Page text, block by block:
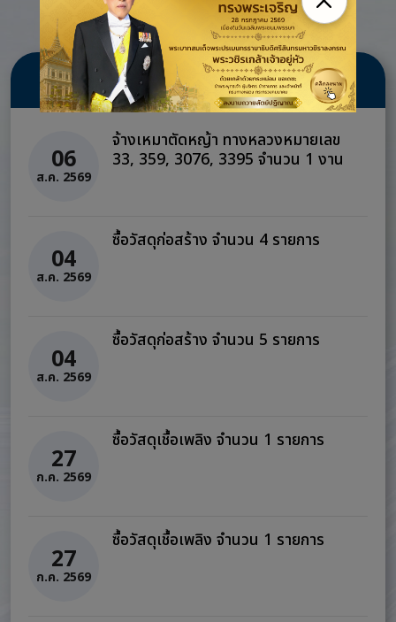
ข่าวจัดซื้อจัดจ้าง
06
ส.ค. 2569
จ้างเหมาตัดหญ้า ทางหลวงหมายเลข
33, 359, 3076, 3395 จำนวน 1 งาน
04
ส.ค. 2569
ซื้อวัสดุก่อสร้าง จำนวน 4 รายการ
04
ส.ค. 2569
ซื้อวัสดุก่อสร้าง จำนวน 5 รายการ
27
ก.ค. 2569
ซื้อวัสดุเชื้อเพลิง จำนวน 1 รายการ
27
ก.ค. 2569
ซื้อวัสดุเชื้อเพลิง จำนวน 1 รายการ